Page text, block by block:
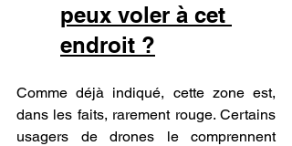
peux voler à cet
endroit ?
Comme déjà indiqué, cette zone est,
dans les faits, rarement rouge. Certains
usagers de drones le comprennent